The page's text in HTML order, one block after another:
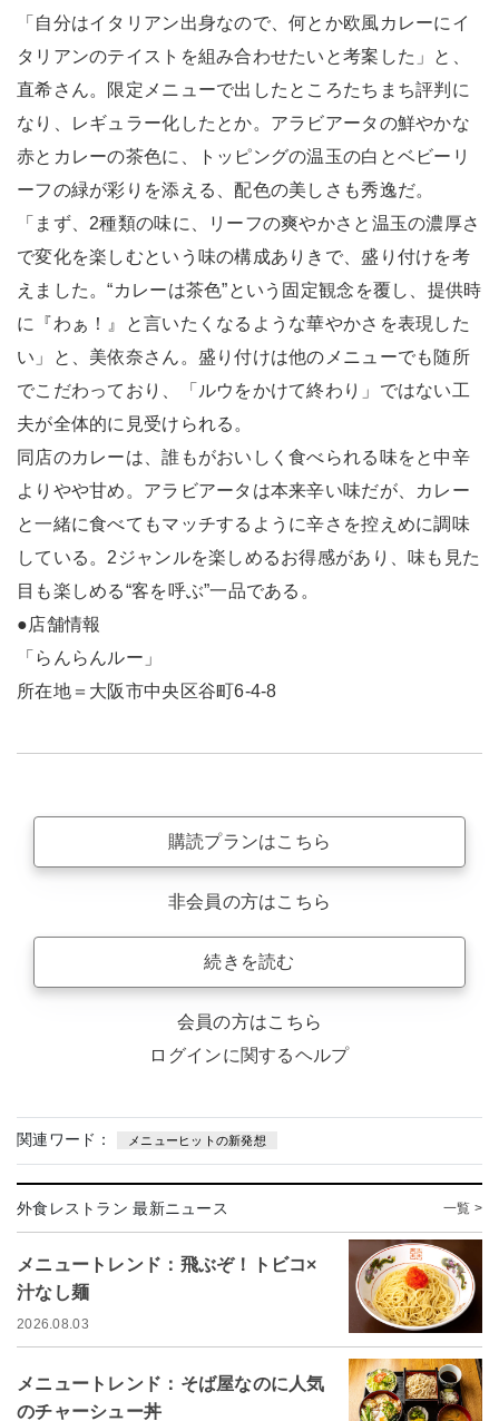
「自分はイタリアン出身なので、何とか欧風カレーにイ
タリアンのテイストを組み合わせたいと考案した」と、
直希さん。限定メニューで出したところたちまち評判に
なり、レギュラー化したとか。アラビアータの鮮やかな
赤とカレーの茶色に、トッピングの温玉の白とベビーリ
ーフの緑が彩りを添える、配色の美しさも秀逸だ。
「まず、2種類の味に、リーフの爽やかさと温玉の濃厚さ
で変化を楽しむという味の構成ありきで、盛り付けを考
えました。“カレーは茶色”という固定観念を覆し、提供時
に『わぁ！』と言いたくなるような華やかさを表現した
い」と、美依奈さん。盛り付けは他のメニューでも随所
でこだわっており、「ルウをかけて終わり」ではない工
夫が全体的に見受けられる。
同店のカレーは、誰もがおいしく食べられる味をと中辛
よりやや甘め。アラビアータは本来辛い味だが、カレー
と一緒に食べてもマッチするように辛さを控えめに調味
している。2ジャンルを楽しめるお得感があり、味も見た
目も楽しめる“客を呼ぶ”一品である。
●店舗情報
「らんらんルー」
所在地＝大阪市中央区谷町6-4-8
購読プランはこちら
非会員の方はこちら
続きを読む
会員の方はこちら
ログインに関するヘルプ
関連ワード： メニューヒットの新発想
外食レストラン 最新ニュース 一覧 >
メニュートレンド：飛ぶぞ！トビコ×
汁なし麺
2026.08.03
メニュートレンド：そば屋なのに人気
のチャーシュー丼